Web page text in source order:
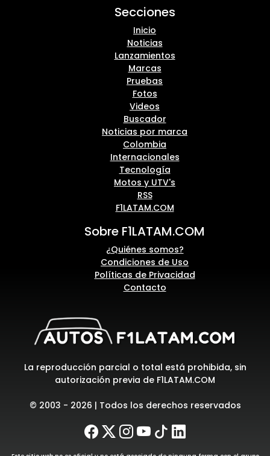
Secciones
Inicio
Noticias
Lanzamientos
Marcas
Pruebas
Fotos
Videos
Buscador
Noticias por marca
Colombia
Internacionales
Tecnología
Motos y UTV's
RSS
F1LATAM.COM
Sobre F1LATAM.COM
¿Quiénes somos?
Condiciones de Uso
Políticas de Privacidad
Contacto
La reproducción parcial o total está prohibida, sin
autorización previa de F1LATAM.COM
© 2003 - 2026 | Todos los derechos reservados